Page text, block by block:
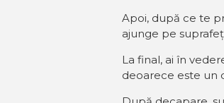
Apoi, după ce te
ajunge pe
La final, ai în
deoarece este un